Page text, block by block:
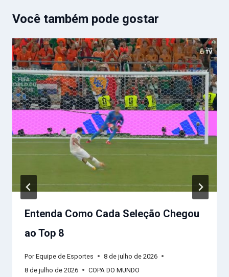
Você também pode gostar
Entenda Como Cada Seleção Chegou
ao Top 8
Por Equipe de Esportes
8 de julho de 2026
8 de julho de 2026
COPA DO MUNDO